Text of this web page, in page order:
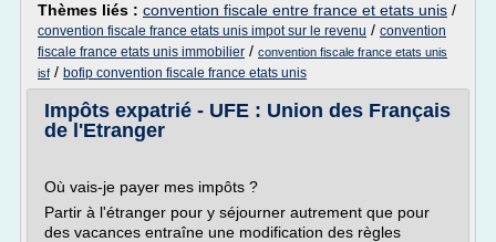
Thèmes liés : convention fiscale entre france et etats unis /
convention fiscale france etats unis impot sur le revenu / convention
fiscale france etats unis immobilier / convention fiscale france etats unis
isf / bofip convention fiscale france etats unis
Impôts expatrié - UFE : Union des Français
de l'Etranger
Où vais-je payer mes impôts ?
Partir à l'étranger pour y séjourner autrement que pour
des vacances entraîne une modification des règles